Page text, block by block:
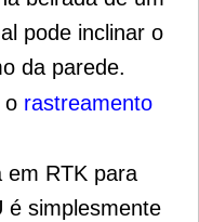
pode inclinar o
da parede.
o rastreamento
em RTK para
é simplesmente